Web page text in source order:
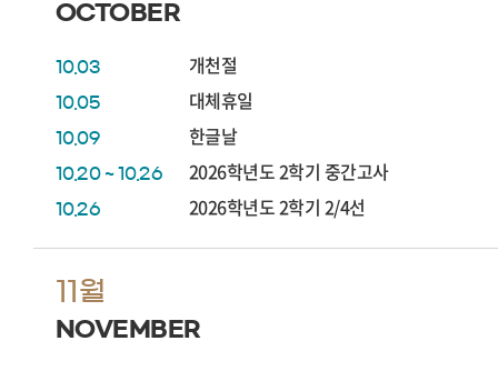
OCTOBER
10.03 개천절
10.05 대체휴일
10.09 한글날
10.20 ~ 10.26 2026학년도 2학기 중간고사
10.26 2026학년도 2학기 2/4선
11월
NOVEMBER